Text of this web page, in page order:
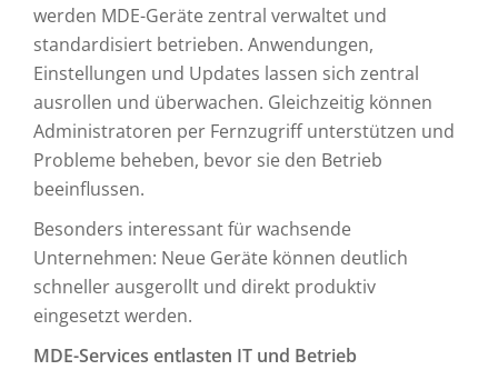
werden MDE-Geräte zentral verwaltet und
standardisiert betrieben. Anwendungen,
Einstellungen und Updates lassen sich zentral
ausrollen und überwachen. Gleichzeitig können
Administratoren per Fernzugriff unterstützen und
Probleme beheben, bevor sie den Betrieb
beeinflussen.
Besonders interessant für wachsende
Unternehmen: Neue Geräte können deutlich
schneller ausgerollt und direkt produktiv
eingesetzt werden.
MDE-Services entlasten IT und Betrieb